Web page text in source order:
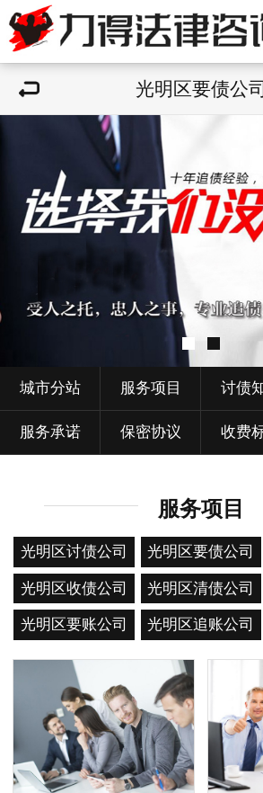
光明区要债公司
城市分站 服务项目 讨债
服务承诺 保密协议 收费
服务项目
光明区讨债公司 光明区要债公司
光明区收债公司 光明区清债公司
光明区要账公司 光明区追账公司